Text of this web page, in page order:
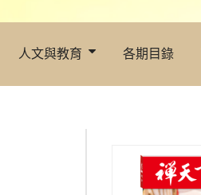
人文與教育 各期目錄